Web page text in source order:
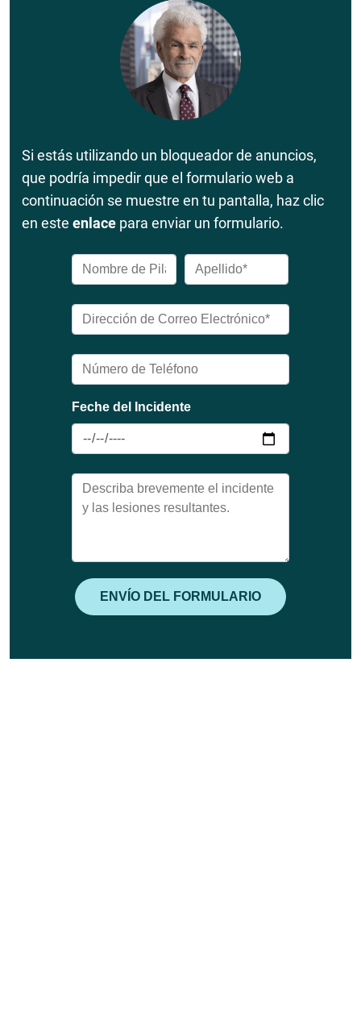
Si estás utilizando un bloqueador de anuncios,
que podría impedir que el formulario web a
continuación se muestre en tu pantalla, haz clic
en este enlace para enviar un formulario.